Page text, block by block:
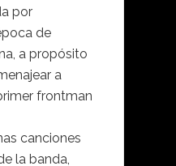
por
de
a propósito
a
frontman
canciones
la banda,